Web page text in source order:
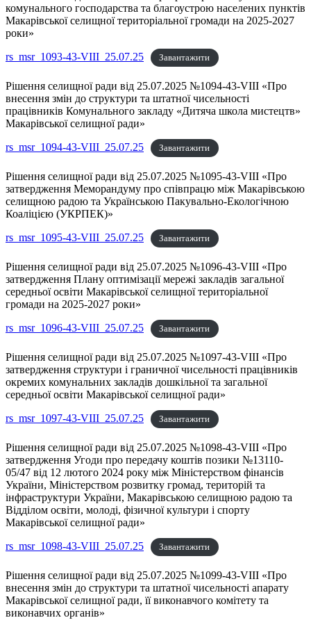
комунального господарства та благоустрою населених пунктів
Макарівської селищної територіальної громади на 2025-2027
роки»
rs_msr_1093-43-VIII_25.07.25
Завантажити
Рішення селищної ради від 25.07.2025 №1094-43-VIII «Про
внесення змін до структури та штатної чисельності
працівників Комунального закладу «Дитяча школа мистецтв»
Макарівської селищної ради»
rs_msr_1094-43-VIII_25.07.25
Завантажити
Рішення селищної ради від 25.07.2025 №1095-43-VIII «Про
затвердження Меморандуму про співпрацю між Макарівською
селищною радою та Українською Пакувально-Екологічною
Коаліцією (УКРПЕК)»
rs_msr_1095-43-VIII_25.07.25
Завантажити
Рішення селищної ради від 25.07.2025 №1096-43-VIII «Про
затвердження Плану оптимізації мережі закладів загальної
середньої освіти Макарівської селищної територіальної
громади на 2025-2027 роки»
rs_msr_1096-43-VIII_25.07.25
Завантажити
Рішення селищної ради від 25.07.2025 №1097-43-VIII «Про
затвердження структури і граничної чисельності працівників
окремих комунальних закладів дошкільної та загальної
середньої освіти Макарівської селищної ради»
rs_msr_1097-43-VIII_25.07.25
Завантажити
Рішення селищної ради від 25.07.2025 №1098-43-VIII «Про
затвердження Угоди про передачу коштів позики №13110-
05/47 від 12 лютого 2024 року між Міністерством фінансів
України, Міністерством розвитку громад, територій та
інфраструктури України, Макарівською селищною радою та
Відділом освіти, молоді, фізичної культури і спорту
Макарівської селищної ради»
rs_msr_1098-43-VIII_25.07.25
Завантажити
Рішення селищної ради від 25.07.2025 №1099-43-VIII «Про
внесення змін до структури та штатної чисельності апарату
Макарівської селищної ради, її виконавчого комітету та
виконавчих органів»